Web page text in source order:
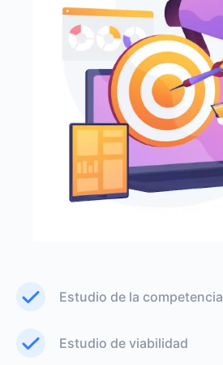
Estudio de la competencia
Estudio de viabilidad